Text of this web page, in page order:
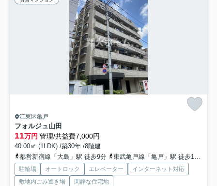
江東区亀戸
フォルジュ山田
11万円 管理/共益費7,000円
40.00㎡ (1LDK) /築30年 /8階建
都営新宿線「大島」駅 徒歩9分
東武亀戸線「亀戸」駅 徒歩12分
駐輪場 オートロック エレベーター
インターネット対応
敷地内ごみ置き場
閑静な住宅地